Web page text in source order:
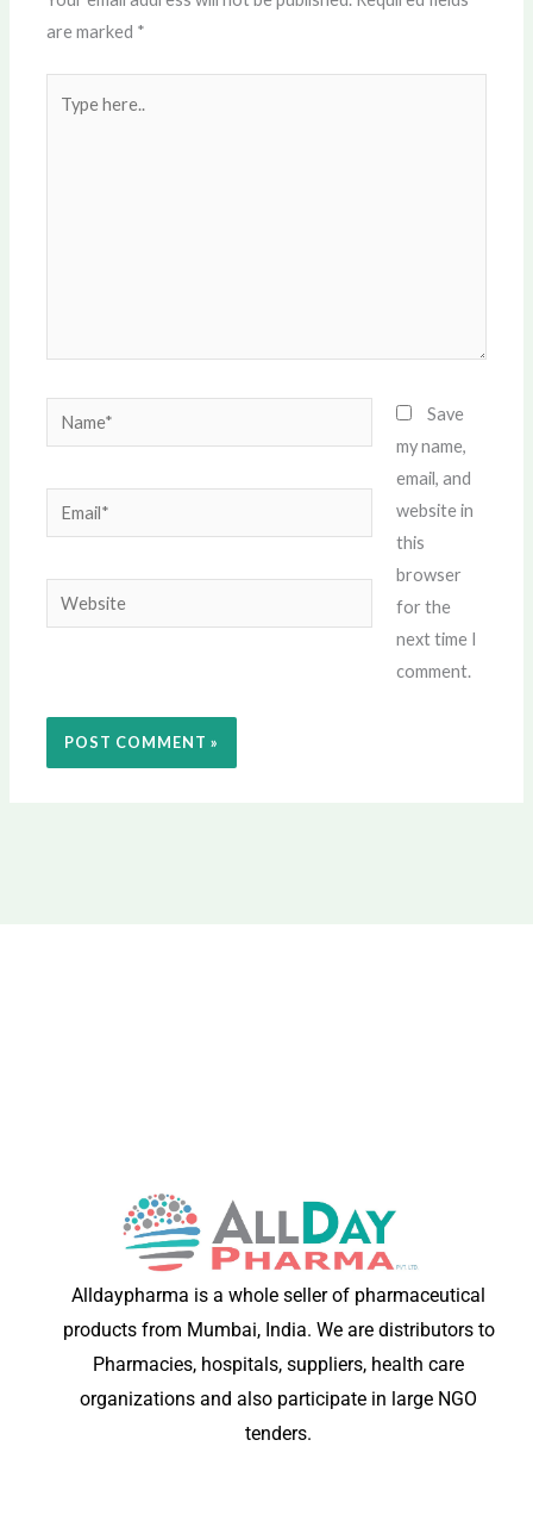
are marked *
here..
Name*
Email*
Website
Save
my name,
email, and
website in
this
browser
for the
next time I
comment.
Alldaypharma is a whole seller of pharmaceutical
products from Mumbai, India. We are distributors to
Pharmacies, hospitals, suppliers, health care
organizations and also participate in large NGO
tenders.